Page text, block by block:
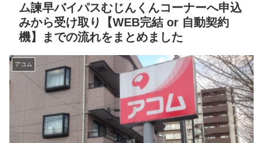
ム諫早バイパスむじんくんコーナーへ申込
みから受け取り【WEB完結 or 自動契約
機】までの流れをまとめました
アコム